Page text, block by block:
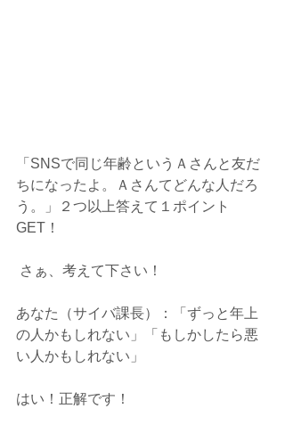
「SNSで同じ年齢というＡさんと友だ
ちになったよ。Ａさんてどんな人だろ
う。」２つ以上答えて１ポイント
GET！
さぁ、考えて下さい！
あなた（サイバ課長）：「ずっと年上
の人かもしれない」「もしかしたら悪
い人かもしれない」
はい！正解です！